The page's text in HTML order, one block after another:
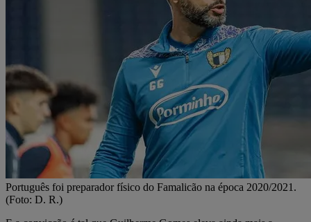
Português foi preparador físico do Famalicão na época 2020/2021.
(Foto: D. R.)